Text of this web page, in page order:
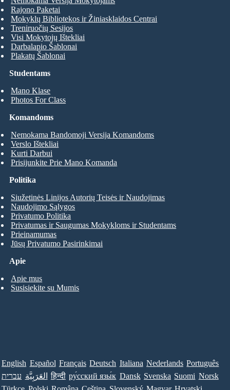
Studentams
Mano Klase
Photos For Class
Rajono Paketai
Mokyklų Bibliotekos ir Žiniasklaidos Centrai
Treniruočių Sesijos
Visi Mokytojų Ištekliai
Darbalapio Šablonai
Plakatų Šablonai
Komandoms
Nemokama Bandomoji Versija Komandoms
Verslo Ištekliai
Kurti Darbui
Prisijunkite Prie Mano Komanda
Apie
Apie mus
Susisiekite su Mumis
Politika
Siužetinės Linijos Autorių Teisės ir Naudojimas
Naudojimo Sąlygos
Privatumo Politika
Privatumas ir Saugumas Mokykloms ir Studentams
Prieinamumas
Jūsų Privatumo Pasirinkimai
English Español Français Deutsch Italiana Nederlands Português
עברית العَرَبِيَّة हिन्दी ру́сский язы́к Dansk Svenska Suomi Norsk